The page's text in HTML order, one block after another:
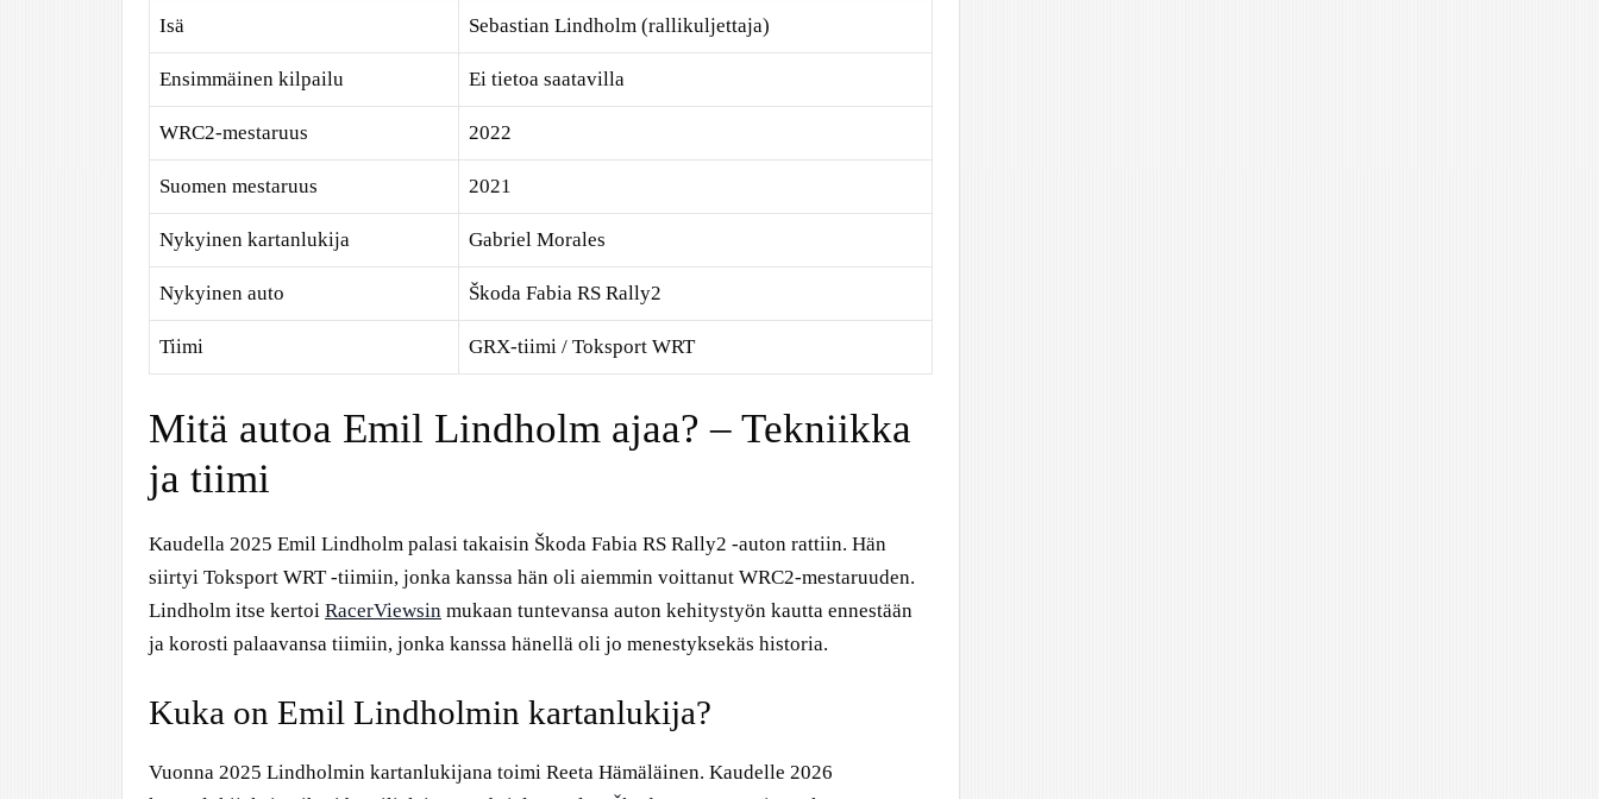
Isä Sebastian Lindholm (rallikuljettaja)
Ensimmäinen kilpailu Ei tietoa saatavilla
WRC2-mestaruus 2022
Suomen mestaruus 2021
Nykyinen kartanlukija Gabriel Morales
Nykyinen auto Škoda Fabia RS Rally2
Tiimi GRX-tiimi / Toksport WRT
Mitä autoa Emil Lindholm ajaa? – Tekniikka
ja tiimi
Kaudella 2025 Emil Lindholm palasi takaisin Škoda Fabia RS Rally2 -auton rattiin. Hän
siirtyi Toksport WRT -tiimiin, jonka kanssa hän oli aiemmin voittanut WRC2-mestaruuden.
Lindholm itse kertoi RacerViewsin mukaan tuntevansa auton kehitystyön kautta ennestään
ja korosti palaavansa tiimiin, jonka kanssa hänellä oli jo menestyksekäs historia.
Kuka on Emil Lindholmin kartanlukija?
Vuonna 2025 Lindholmin kartanlukijana toimi Reeta Hämäläinen. Kaudelle 2026